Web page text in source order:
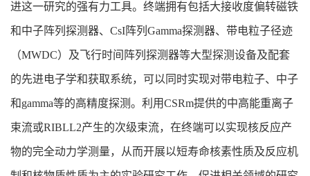
进这一研究的强有力工具。终端拥有包括大接收度偏转磁铁
和中子阵列探测器、CsI阵列Gamma探测器、带电粒子径迹
（MWDC）及飞行时间阵列探测器等大型探测设备及配套
的先进电子学和获取系统，可以同时实现对带电粒子、中子
和gamma等的高精度探测。利用CSRm提供的中高能重离子
束流或RIBLL2产生的次级束流，在终端可以实现核反应产
物的完全动力学测量，从而开展以短寿命核素性质及反应机